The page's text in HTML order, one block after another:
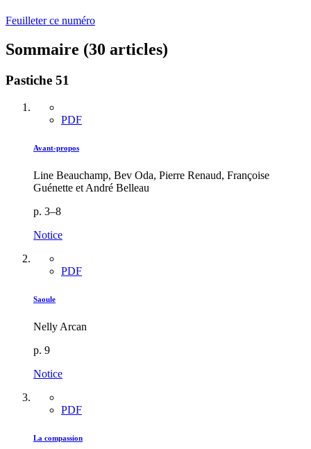
Feuilleter ce numéro
Sommaire (30 articles)
Pastiche 51
PDF
Avant-propos
Line Beauchamp, Bev Oda, Pierre Renaud, Françoise
Guénette et André Belleau
p. 3–8
Notice
PDF
Saoule
Nelly Arcan
p. 9
Notice
PDF
La compassion